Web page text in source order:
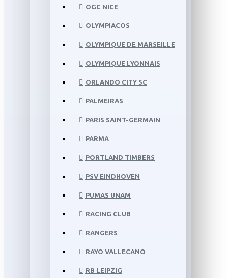
OGC NICE
OLYMPIACOS
OLYMPIQUE DE MARSEILLE
OLYMPIQUE LYONNAIS
ORLANDO CITY SC
PALMEIRAS
PARIS SAINT-GERMAIN
PARMA
PORTLAND TIMBERS
PSV EINDHOVEN
PUMAS UNAM
RACING CLUB
RANGERS
RAYO VALLECANO
RB LEIPZIG